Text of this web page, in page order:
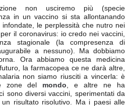
non usciremo più (specie
in un vaccino si sta allontanando
le perplessità che nutro nei
il coronavirus: io credo nei vaccini,
stagionale (la compresenza di
a nessuno). Ma dobbiamo
Ora abbiamo questa medicina
la farmacopea ce ne darà altre,
non siamo riusciti a vincerla: è
zone del mondo , e altre ne ha
sono diversi vaccini, sperimentati da
risultato risolutivo. Ma i paesi alle